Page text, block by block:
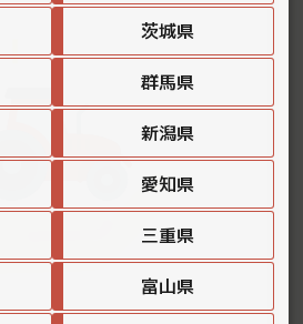
茨城県
群馬県
新潟県
愛知県
三重県
富山県